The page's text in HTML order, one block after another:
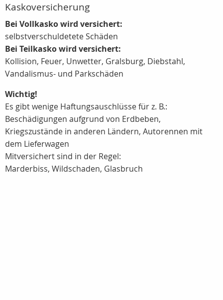
Kaskoversicherung
Bei Vollkasko wird versichert:
selbstverschuldetete Schäden
Bei Teilkasko wird versichert:
Kollision, Feuer, Unwetter, Gralsburg, Diebstahl,
Vandalismus- und Parkschäden
Wichtig!
Es gibt wenige Haftungsauschlüsse für z. B.:
Beschädigungen aufgrund von Erdbeben,
Kriegszustände in anderen Ländern, Autorennen mit
dem Lieferwagen
Mitversichert sind in der Regel:
Marderbiss, Wildschaden, Glasbruch